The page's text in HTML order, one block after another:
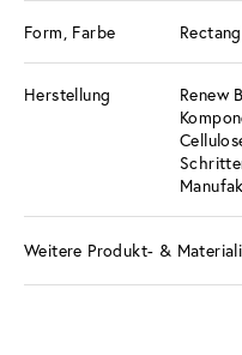
Form, Farbe
Herstellung
Renew
Weitere Produkt- &